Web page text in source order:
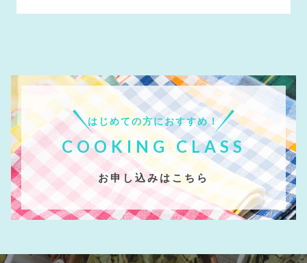
はじめての方におすすめ！
COOKING CLASS
お申し込みはこちら